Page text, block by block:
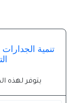
تنمية
يتوفر لهذه